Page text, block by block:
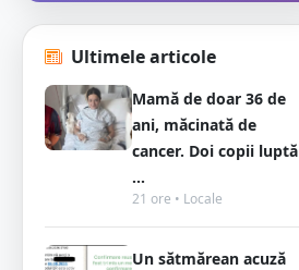
Ultimele articole
Mamă de doar 36 de
ani, măcinată de
cancer. Doi copii luptă
...
21 ore • Locale
Un sătmărean acuză